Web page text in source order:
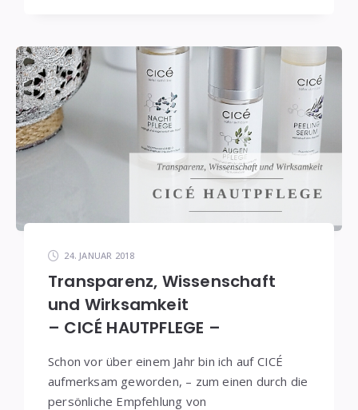
24. JANUAR 2018
Transparenz, Wissenschaft
und Wirksamkeit
– CICÉ HAUTPFLEGE –
Schon vor über einem Jahr bin ich auf CICÉ
aufmerksam geworden, – zum einen durch die
persönliche Empfehlung von